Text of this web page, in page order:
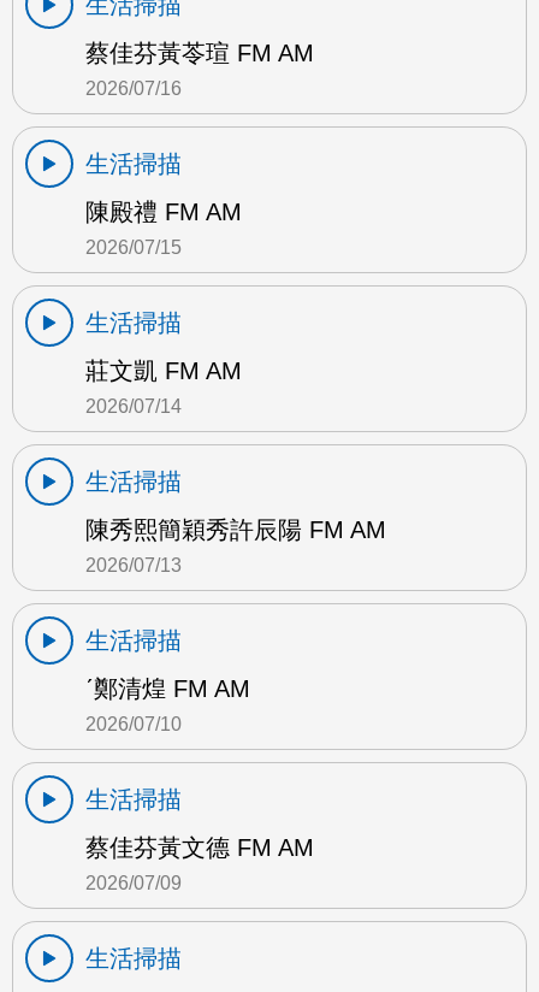
蔡佳芬黃苓瑄 FM AM
2026/07/16
生活掃描
陳殿禮 FM AM
2026/07/15
生活掃描
莊文凱 FM AM
2026/07/14
生活掃描
陳秀熙簡穎秀許辰陽 FM AM
2026/07/13
生活掃描
ˊ鄭清煌 FM AM
2026/07/10
生活掃描
蔡佳芬黃文德 FM AM
2026/07/09
生活掃描